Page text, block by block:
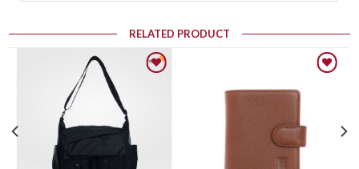
RELATED PRODUCT
Add to wishlist